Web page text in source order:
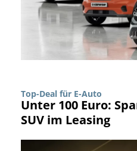
Top-Deal für E-Auto
Unter 100 Euro:
SUV im Leasing